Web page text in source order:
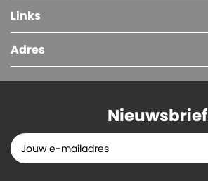
Links
Adres
Nieuwsbrief